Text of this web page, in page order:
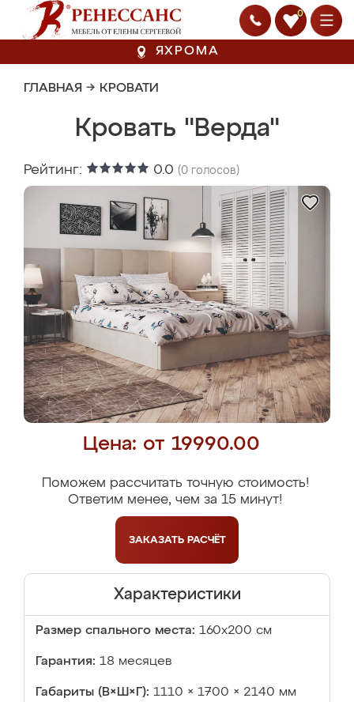
0
ЯХРОМА
ГЛАВНАЯ → КРОВАТИ
Кровать "Верда"
Рейтинг: 0.0 (0 голосов)
Цена: от 19990.00
Поможем рассчитать точную стоимость!
Ответим менее, чем за 15 минут!
ЗАКАЗАТЬ РАСЧЁТ
Характеристики
Размер спального места: 160х200 см
Гарантия: 18 месяцев
Габариты (В×Ш×Г): 1110 × 1700 × 2140 мм